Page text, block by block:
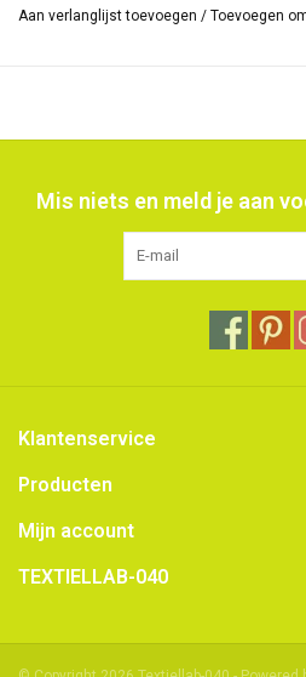
Aan verlanglijst toevoegen / Toevoegen
Mis niets en meld je aan
Klantenservice
Producten
Mijn account
TEXTIELLAB-040